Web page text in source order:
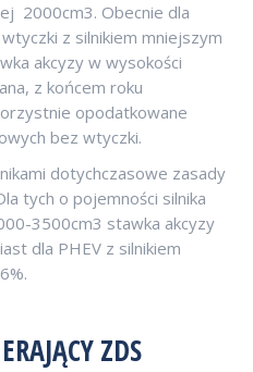
2000cm3. Obecnie dla
z silnikiem mniejszym
akcyzy w wysokości
z końcem roku
opodatkowane
bez wtyczki.
dotychczasowe zasady
tych o pojemności silnika
3500cm3 stawka akcyzy
dla PHEV z silnikiem
ZDS